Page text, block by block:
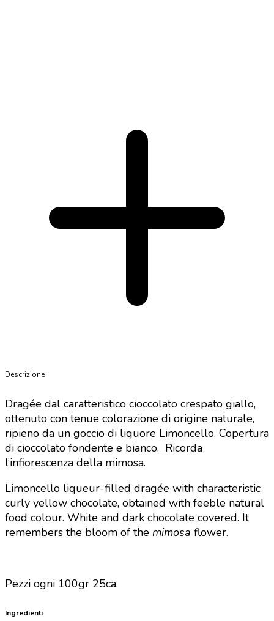
Descrizione
Dragée dal caratteristico cioccolato crespato giallo,
ottenuto con tenue colorazione di origine naturale,
ripieno da un goccio di liquore Limoncello. Copertura
di cioccolato fondente e bianco. Ricorda
l’infiorescenza della mimosa.
Limoncello liqueur-filled dragée with characteristic
curly yellow chocolate, obtained with feeble natural
food colour. White and dark chocolate covered. It
remembers the bloom of the mimosa flower.
Pezzi ogni 100gr 25ca.
Ingredienti